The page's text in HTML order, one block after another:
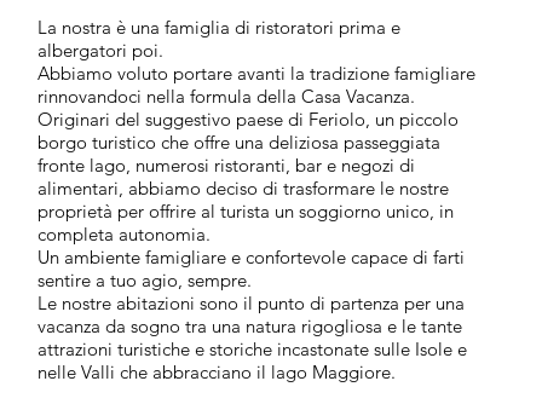
La nostra è una famiglia di ristoratori prima e
albergatori poi.
Abbiamo voluto portare avanti la tradizione famigliare
rinnovandoci nella formula della Casa Vacanza.
Originari del suggestivo paese di Feriolo, un piccolo
borgo turistico che offre una deliziosa passeggiata
fronte lago, numerosi ristoranti, bar e negozi di
alimentari, abbiamo deciso di trasformare le nostre
proprietà per offrire al turista un soggiorno unico, in
completa autonomia.
Un ambiente famigliare e confortevole capace di farti
sentire a tuo agio, sempre.
Le nostre abitazioni sono il punto di partenza per una
vacanza da sogno tra una natura rigogliosa e le tante
attrazioni turistiche e storiche incastonate sulle Isole e
nelle Valli che abbracciano il lago Maggiore.